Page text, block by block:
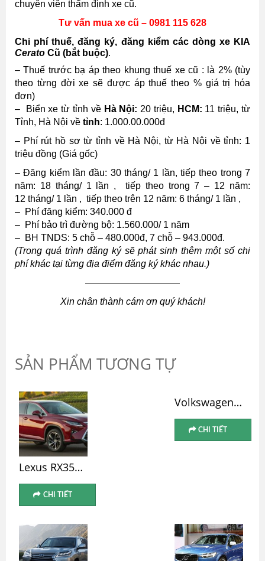
chuyên viên thẩm định xe cũ.
Tư vấn mua xe cũ – 0981 115 628
Chi phí thuế, đăng ký, đăng kiểm các dòng xe KIA
Cerato Cũ (bắt buộc).
– Thuế trước bạ áp theo khung thuế xe cũ : là 2% (tùy
theo từng đời xe sẽ được áp thuế theo % giá trị hóa
đơn)
– Biển xe từ tỉnh về Hà Nội: 20 triệu, HCM: 11 triệu, từ
Tỉnh, Hà Nội về tỉnh: 1.000.00.000đ
– Phí rút hồ sơ từ tỉnh về Hà Nội, từ Hà Nội về tỉnh: 1
triệu đồng (Giá gốc)
– Đăng kiểm lần đầu: 30 tháng/ 1 lần, tiếp theo trong 7
năm: 18 tháng/ 1 lần , tiếp theo trong 7 – 12 năm:
12 tháng/ 1 lần , tiếp theo trên 12 năm: 6 tháng/ 1 lần ,
– Phí đăng kiểm: 340.000 đ
– Phí bảo trì đường bộ: 1.560.000/ 1 năm
– BH TNDS: 5 chỗ – 480.000đ, 7 chỗ – 943.000đ.
(Trong quá trình đăng ký sẽ phát sinh thêm một số chi
phí khác tại từng địa điểm đăng ký khác nhau.)
——————————
Xin chân thành cám ơn quý khách!
SẢN PHẨM TƯƠNG TỰ
Lexus RX350 Cũ
CHI TIẾT
Volkswagen Jetta Cũ
CHI TIẾT